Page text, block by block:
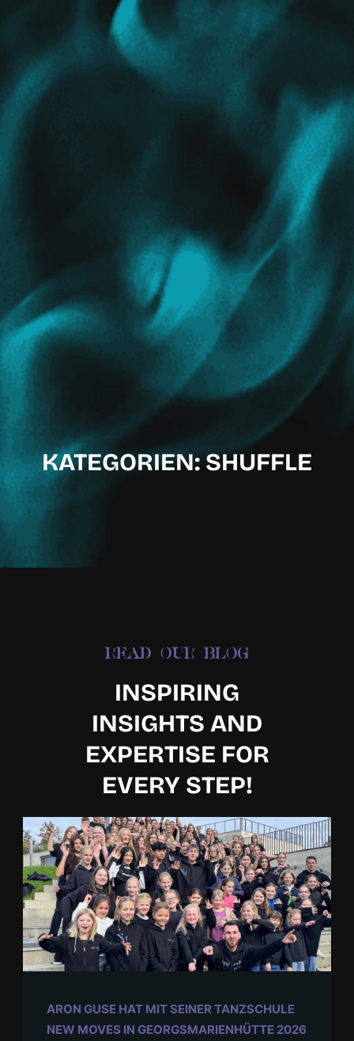
KATEGORIEN: SHUFFLE
READ OUR BLOG
INSPIRING
INSIGHTS AND
EXPERTISE FOR
EVERY STEP!
ARON GUSE HAT MIT SEINER TANZSCHULE
NEW MOVES IN GEORGSMARIENHÜTTE 2026